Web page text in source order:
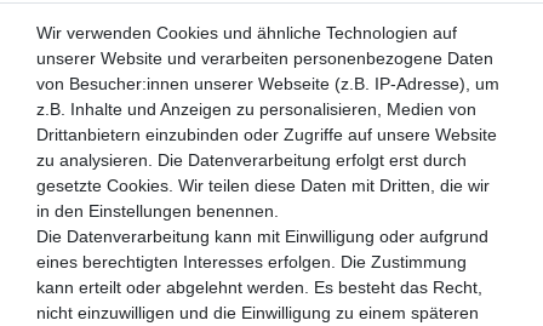
Kunden-Anfragen: info@zooheld.de
Über uns
Zahlung und Versand
Retouren
Zooheld Blog
Widerrufsrecht
Vertrag widerrufen
Wir verwenden Cookies und ähnliche Technologien auf
unserer Website und verarbeiten personenbezogene Daten
von Besucher:innen unserer Webseite (z.B. IP-Adresse), um
z.B. Inhalte und Anzeigen zu personalisieren, Medien von
Drittanbietern einzubinden oder Zugriffe auf unsere Website
zu analysieren. Die Datenverarbeitung erfolgt erst durch
gesetzte Cookies. Wir teilen diese Daten mit Dritten, die wir
in den Einstellungen benennen.
Die Datenverarbeitung kann mit Einwilligung oder aufgrund
eines berechtigten Interesses erfolgen. Die Zustimmung
kann erteilt oder abgelehnt werden. Es besteht das Recht,
nicht einzuwilligen und die Einwilligung zu einem späteren
Wir verwenden Cookies und ähnliche Technologien auf
unserer Website und verarbeiten personenbezogene Daten
von Besucher:innen unserer Webseite (z.B. IP-Adresse), um
z.B. Inhalte und Anzeigen zu personalisieren, Medien von
Drittanbietern einzubinden oder Zugriffe auf unsere Website
zu analysieren. Die Datenverarbeitung erfolgt erst durch
gesetzte Cookies. Wir teilen diese Daten mit Dritten, die wir
in den Einstellungen benennen.
Die Datenverarbeitung kann mit Einwilligung oder aufgrund
eines berechtigten Interesses erfolgen. Die Zustimmung
kann erteilt oder abgelehnt werden. Es besteht das Recht,
nicht einzuwilligen und die Einwilligung zu einem späteren